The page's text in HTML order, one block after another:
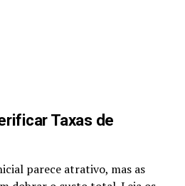
Taxas de
parece atrativo, mas as